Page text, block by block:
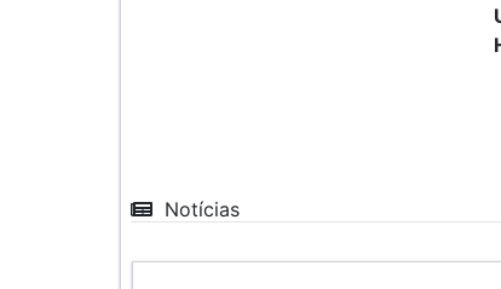
Notícias